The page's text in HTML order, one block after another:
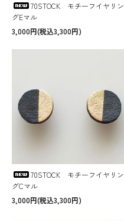
70STOCK モチーフイヤリン
グEマル
3,000円(税込3,300円)
70STOCK モチーフイヤリン
グCマル
3,000円(税込3,300円)